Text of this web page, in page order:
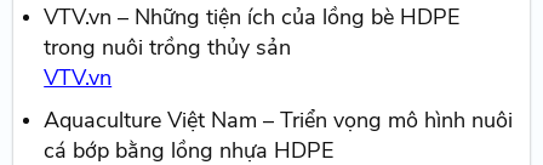
VTV.vn – Những tiện ích của lồng bè HDPE
trong nuôi trồng thủy sản
VTV.vn
Aquaculture Việt Nam – Triển vọng mô hình nuôi
cá bớp bằng lồng nhựa HDPE